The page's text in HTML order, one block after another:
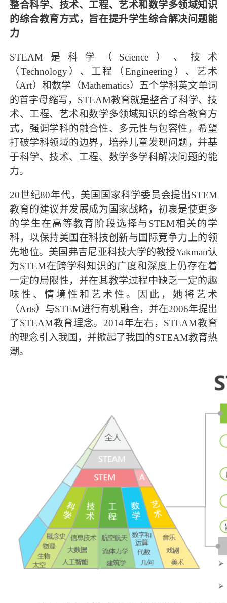
整合科学、技术、工程、艺术和数学多领域知识
的综合教育方式，旨在提升学生综合解决问题能
力
STEAM是科学（Science）、技术
（Technology）、工程（Engineering）、艺术
（Art）和数学（Mathematics）五个学科英文单词
的首字母缩写，STEAM教育就是整合了科学、技
术、工程、艺术和数学多领域知识的综合教育方
式，强调学科的融合性、多元性与包容性，希望
打破学科领域的边界，培养儿童发现问题，并基
于科学、技术、工程、数学多学科解决问题的能
力。
20世纪80年代，美国国家科学委员会提出STEM
教育的建议并发展成为国家战略，初衷是使更多
的学生在高等教育阶段选择与STEM相关的学
科，以保持美国在科技创新与国际竞争力上的领
先地位。美国弗吉尼亚科技大学的教授Yakman认
为STEM在跨学科知识的广度和深度上仍存在着
一定的局限性，并在其教学过程中缺乏一定的趣
味性、情境性和艺术性。因此，她将艺术
（Arts）与STEM进行有机融合，并在2006年提出
了STEAM教育理念。2014年左右，STEAM教育
的理念引入我国，并掀起了我国的STEAM教育热
潮。